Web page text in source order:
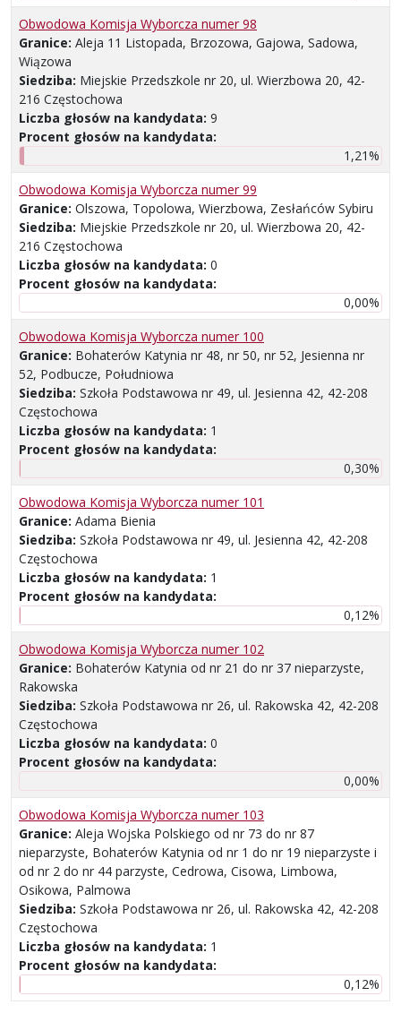
Obwodowa Komisja Wyborcza numer 98
Granice: Aleja 11 Listopada, Brzozowa, Gajowa, Sadowa,
Wiązowa
Siedziba: Miejskie Przedszkole nr 20, ul. Wierzbowa 20, 42-
216 Częstochowa
Liczba głosów na kandydata: 9
Procent głosów na kandydata:
1,21%
Obwodowa Komisja Wyborcza numer 99
Granice: Olszowa, Topolowa, Wierzbowa, Zesłańców Sybiru
Siedziba: Miejskie Przedszkole nr 20, ul. Wierzbowa 20, 42-
216 Częstochowa
Liczba głosów na kandydata: 0
Procent głosów na kandydata:
0,00%
Obwodowa Komisja Wyborcza numer 100
Granice: Bohaterów Katynia nr 48, nr 50, nr 52, Jesienna nr
52, Podbucze, Południowa
Siedziba: Szkoła Podstawowa nr 49, ul. Jesienna 42, 42-208
Częstochowa
Liczba głosów na kandydata: 1
Procent głosów na kandydata:
0,30%
Obwodowa Komisja Wyborcza numer 101
Granice: Adama Bienia
Siedziba: Szkoła Podstawowa nr 49, ul. Jesienna 42, 42-208
Częstochowa
Liczba głosów na kandydata: 1
Procent głosów na kandydata:
0,12%
Obwodowa Komisja Wyborcza numer 102
Granice: Bohaterów Katynia od nr 21 do nr 37 nieparzyste,
Rakowska
Siedziba: Szkoła Podstawowa nr 26, ul. Rakowska 42, 42-208
Częstochowa
Liczba głosów na kandydata: 0
Procent głosów na kandydata:
0,00%
Obwodowa Komisja Wyborcza numer 103
Granice: Aleja Wojska Polskiego od nr 73 do nr 87
nieparzyste, Bohaterów Katynia od nr 1 do nr 19 nieparzyste i
od nr 2 do nr 44 parzyste, Cedrowa, Cisowa, Limbowa,
Osikowa, Palmowa
Siedziba: Szkoła Podstawowa nr 26, ul. Rakowska 42, 42-208
Częstochowa
Liczba głosów na kandydata: 1
Procent głosów na kandydata:
0,12%